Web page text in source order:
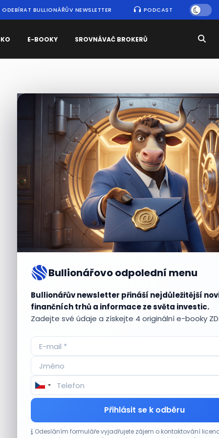
ODEBÍRAT BULLIONÁŘŮV NEWSLETTER PODCAST
E-BOOKY SROVNÁVAČ BROKERŮ
Bullionářovo odpolední menu
Bullionářův newsletter přináší nejdůležitější
finančních trhů a informace ze světa investic.
Zadejte své údaje a získejte 4 originální e-booky
Přihlásit se k odběru
Odesláním formuláře vyjadřujete zájem o kontaktování
Nejčtenějšízprávy
Aktuálnípříležitosti
Plány Starlinku srazily akcie T-Mobile, AT&T